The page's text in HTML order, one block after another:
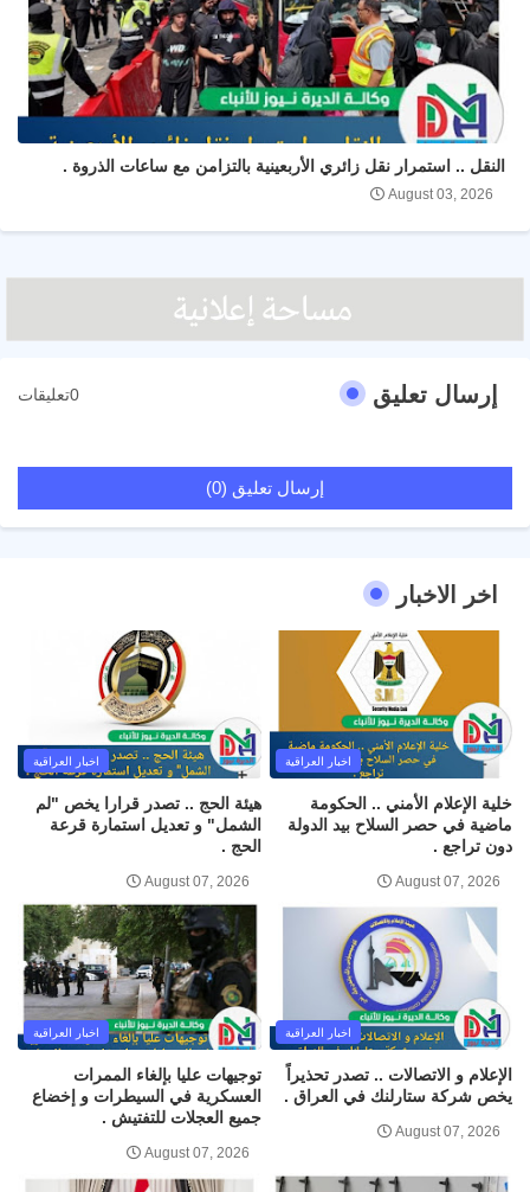
النقل .. استمرار نقل زائري الأربعينية بالتزامن مع ساعات الذروة .
August 03, 2026
إرسال تعليق 0تعليقات
إرسال تعليق (0)
اخر الاخبار
اخبار العراقية
خلية الإعلام الأمني .. الحكومة
ماضية في حصر السلاح بيد الدولة
دون تراجع .
August 07, 2026
اخبار العراقية
هيئة الحج .. تصدر قرارا يخص "لم
الشمل" و تعديل استمارة قرعة
الحج .
August 07, 2026
اخبار العراقية
الإعلام و الاتصالات .. تصدر تحذيراً
يخص شركة ستارلنك في العراق .
August 07, 2026
اخبار العراقية
توجيهات عليا بإلغاء الممرات
العسكرية في السيطرات و إخضاع
جميع العجلات للتفتيش .
August 07, 2026